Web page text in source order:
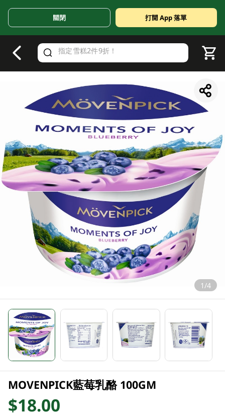
Valid Until 30 June 2026
關閉 打開 App 落單
1/4
MOVENPICK藍莓乳酪 100GM
$18.00